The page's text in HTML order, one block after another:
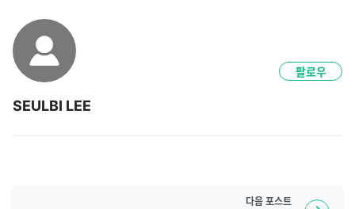
SEULBI LEE
팔로우
다음 포스트